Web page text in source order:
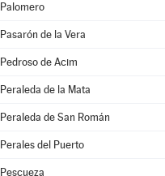
Palomero
Pasarón de la Vera
Pedroso de Acim
Peraleda de la Mata
Peraleda de San Román
Perales del Puerto
Pescueza